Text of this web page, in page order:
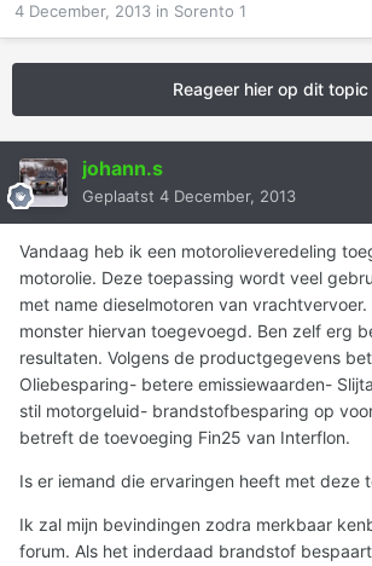
4 December, 2013 in Sorento 1
Reageer hier op dit topic
johann.s
Geplaatst 4 December, 2013
Vandaag heb ik een motorolieveredeling
motorolie. Deze toepassing wordt veel
met name dieselmotoren van
monster hiervan toegevoegd. Ben zelf erg
resultaten. Volgens de productgegevens
Oliebesparing- betere emissiewaarden-
stil motorgeluid- brandstofbesparing op
betreft de toevoeging Fin25 van Interflon.
Is er iemand die ervaringen heeft met deze
Ik zal mijn bevindingen zodra merkbaar
forum. Als het inderdaad brandstof